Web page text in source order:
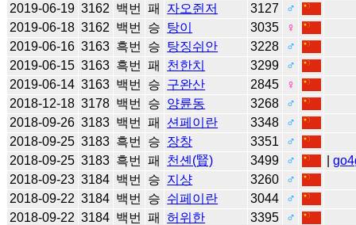
2019-06-19 3162 백번 패 자오쥔저 3127
♂
2019-06-18 3162 백번 승 탕이 3035
♀
2019-06-16 3163 흑번 승 탕징쉬안 3228
♂
2019-06-15 3163 흑번 패 천한치 3299
♂
2019-06-14 3163 백번 승 구완산 2845
♀
2018-12-18 3178 백번 승 양륜동 3268
♂
2018-09-26 3183 백번 패 션페이란 3348
♂
2018-09-25 3183 흑번 승 장창 3351
♂
2018-09-25 3183 흑번 패 천셴(賢) 3499 ♂ |
2018-09-23 3184 백번 승 지샹 3260
♂
2018-09-22 3184 백번 승 쉬페이란 3044
♂
2018-09-22 3184 백번 패 허위한 3395
♂